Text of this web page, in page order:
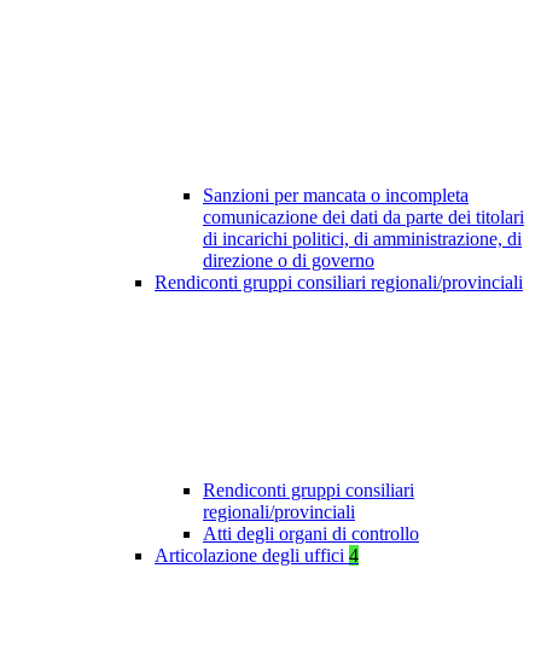
Sanzioni per mancata o incompleta
comunicazione dei dati da parte dei titolari
di incarichi politici, di amministrazione, di
direzione o di governo
Rendiconti gruppi consiliari regionali/provinciali
Rendiconti gruppi consiliari
regionali/provinciali
Atti degli organi di controllo
Articolazione degli uffici 4